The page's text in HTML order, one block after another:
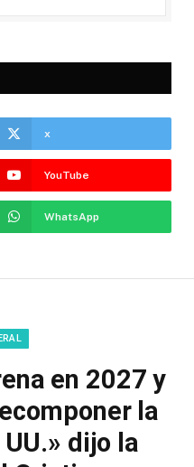
x
YouTube
WhatsApp
en 2027 y
la
dijo la